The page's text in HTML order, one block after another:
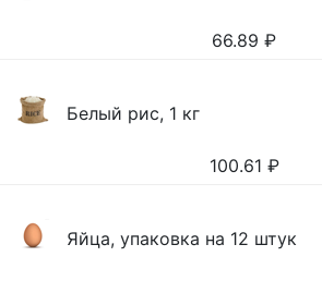
66.89 ₽
Белый рис, 1 кг
100.61 ₽
Яйца, упаковка на 12 штук